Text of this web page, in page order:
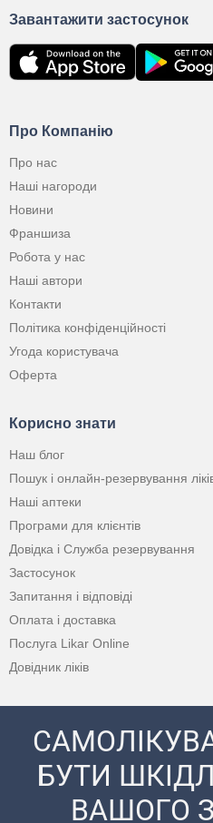
Про Компанію
Про нас
Наші нагороди
Новини
Франшиза
Робота у нас
Наші автори
Контакти
Політика конфіденційності
Угода користувача
Оферта
Корисно знати
Наш блог
Пошук і онлайн-резервування
Наші аптеки
Програми для клієнтів
Довідка і Служба резервування
Застосунок
Запитання і відповіді
Оплата і доставка
Послуга Likar Online
Довідник ліків
Завантажити застосунок
БУТИ
ВАШОГО